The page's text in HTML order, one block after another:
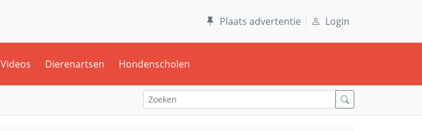
Plaats advertentie Login
Videos Dierenartsen Hondenscholen